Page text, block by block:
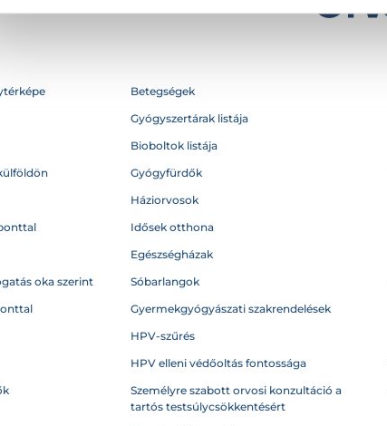
oka szerint
Betegségek
Gyógyszertárak listája
Bioboltok listája
Gyógyfürdők
Háziorvosok
Idősek otthona
Egészségházak
Sóbarlangok
Gyermekgyógyászati szakrendelések
HPV-szűrés
HPV elleni védőoltás fontossága
Személyre szabott orvosi konzultáció a
tartós testsúlycsökkentésért